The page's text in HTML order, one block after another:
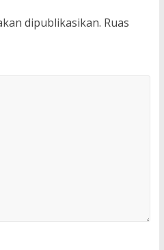
dipublikasikan. Ruas